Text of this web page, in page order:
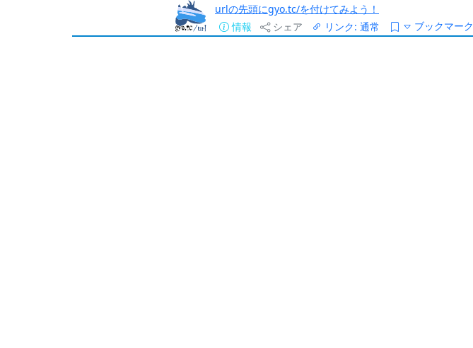
urlの先頭にgyo.tc/を付けてみよう！
情報
シェア リンク: 通常 ブックマーク